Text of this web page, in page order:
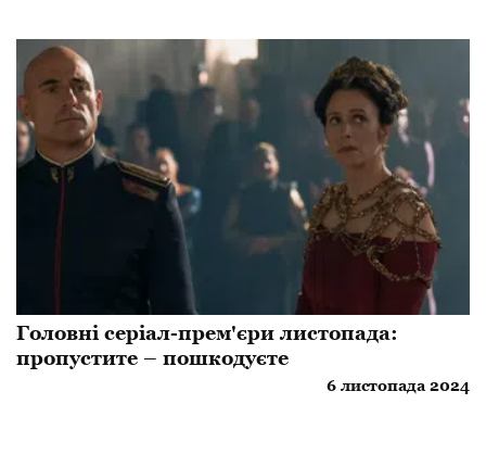
Головні серіал-прем'єри листопада:
пропустите – пошкодуєте
6 листопада 2024